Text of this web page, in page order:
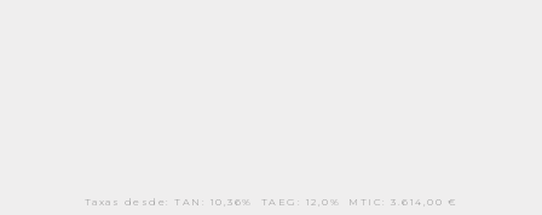
Taxas desde: TAN: 10,36% TAEG: 12,0% MTIC:3.614,00 €